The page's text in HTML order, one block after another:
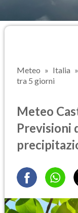
Meteo Italia
tra 5 giorni
Meteo
Previsioni